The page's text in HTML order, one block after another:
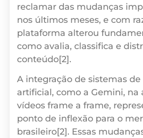
reclamar das mudanças
nos últimos meses, e com
plataforma alterou
como avalia, classifica e
conteúdo[2].
A integração de sistemas
artificial, como a Gemini, na
vídeos frame a frame,
ponto de inflexão para o
brasileiro[2]. Essas